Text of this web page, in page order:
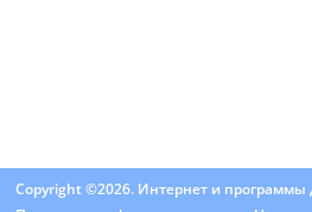
Copyright ©2026. Интернет и программы